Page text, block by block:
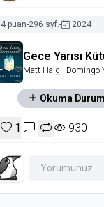
4 puan-296 syf.- 2024
Gece Yarısı
Matt Haig - Domingo
Okuma
1 930